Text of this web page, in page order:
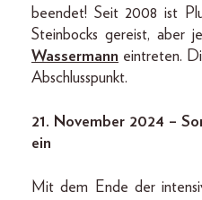
beendet! Seit 2008 ist
Steinbocks gereist, aber
Wassermann eintreten.
Abschlusspunkt.
21. November 2024 –
ein
Mit dem Ende der